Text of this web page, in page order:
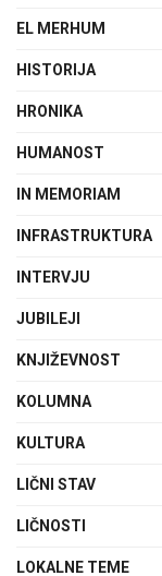
EL MERHUM
HISTORIJA
HRONIKA
HUMANOST
IN MEMORIAM
INFRASTRUKTURA
INTERVJU
JUBILEJI
KNJIŽEVNOST
KOLUMNA
KULTURA
LIČNI STAV
LIČNOSTI
LOKALNE TEME